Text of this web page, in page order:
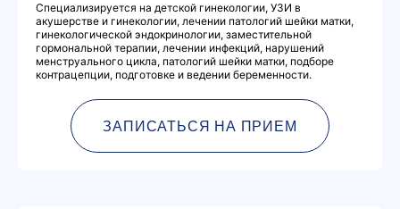
Специализируется на детской гинекологии, УЗИ в
акушерстве и гинекологии, лечении патологий шейки матки,
гинекологической эндокринологии, заместительной
гормональной терапии, лечении инфекций, нарушений
менструального цикла, патологий шейки матки, подборе
контрацепции, подготовке и ведении беременности.
ЗАПИСАТЬСЯ НА ПРИЕМ